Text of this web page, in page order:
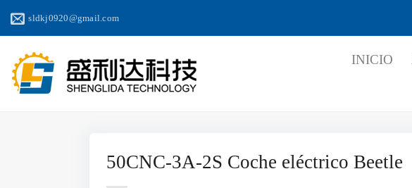
sldkj0920@gmail.com
INICIO
50CNC-3A-2S Coche eléctrico Beetle